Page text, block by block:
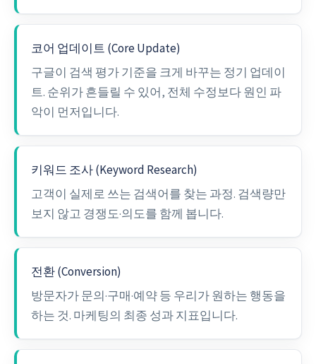
코어 업데이트 (Core Update)
구글이 검색 평가 기준을 크게 바꾸는 정기 업데이
트. 순위가 흔들릴 수 있어, 전체 수정보다 원인 파
악이 먼저입니다.
키워드 조사 (Keyword Research)
고객이 실제로 쓰는 검색어를 찾는 과정. 검색량만
보지 않고 경쟁도·의도를 함께 봅니다.
전환 (Conversion)
방문자가 문의·구매·예약 등 우리가 원하는 행동을
하는 것. 마케팅의 최종 성과 지표입니다.